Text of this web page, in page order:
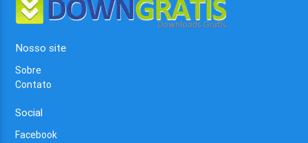
Nosso site
Sobre
Contato
Social
Facebook